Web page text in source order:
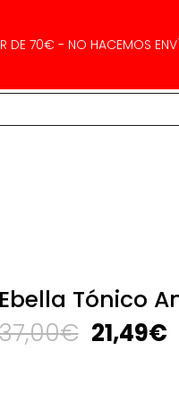
DE 70€ - NO HACEMOS
Ebella Tónico
€ El
precio
21,49€El